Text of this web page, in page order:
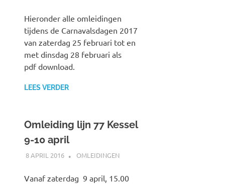
Hieronder alle omleidingen
tijdens de Carnavalsdagen 2017
van zaterdag 25 februari tot en
met dinsdag 28 februari als
pdf download.
LEES VERDER
Omleiding lijn 77 Kessel
9-10 april
8 APRIL 2016 JOHAN
OMLEIDINGEN
Vanaf zaterdag 9 april, 15.00